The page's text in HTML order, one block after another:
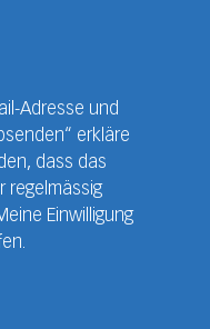
Adresse und
erkläre
dass das
regelmässig
Einwilligung